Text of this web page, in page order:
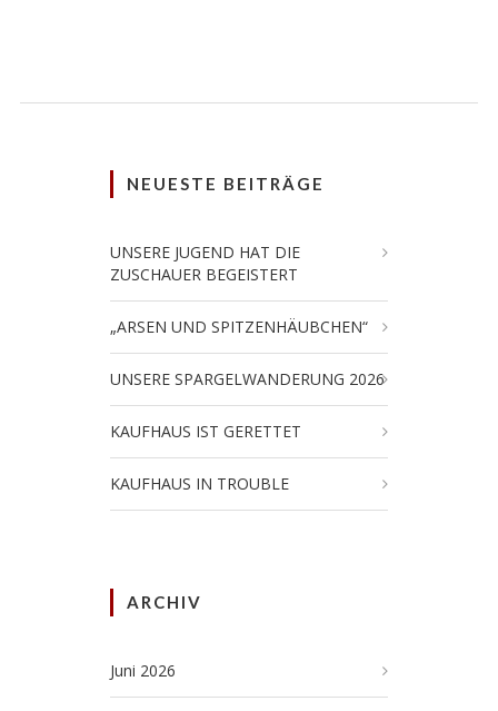
NEUESTE BEITRÄGE
UNSERE JUGEND HAT DIE
ZUSCHAUER BEGEISTERT
„ARSEN UND SPITZENHÄUBCHEN“
UNSERE SPARGELWANDERUNG 2026
KAUFHAUS IST GERETTET
KAUFHAUS IN TROUBLE
ARCHIV
Juni 2026